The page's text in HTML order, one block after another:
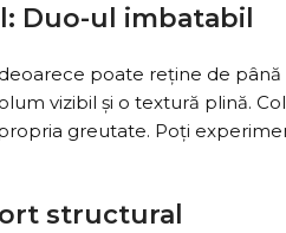
Duo-ul imbatabil
poate reține de
vizibil și o textură plină.
greutate. Poți
structural